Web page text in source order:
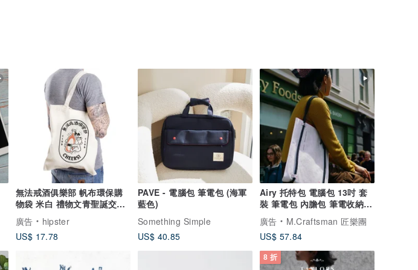
無法戒酒俱樂部 帆布環保購
物袋 米白 禮物文青聖誕交換
托特包
廣告
hipster
US$ 17.78
PAVE - 電腦包 筆電包 (海軍
藍色)
Something Simple
US$ 40.85
Airy 托特包 電腦包 13吋 套
裝 筆電包 內膽包 筆電收納袋
電腦包
廣告
M.Craftsman 匠樂團
US$ 57.84
8 折